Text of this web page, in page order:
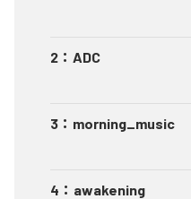
2 ： ADC
3 ： morning_music
4 ： awakening